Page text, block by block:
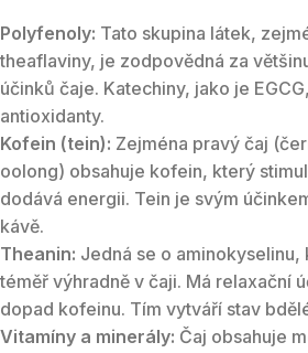
Polyfenoly: Tato skupina látek,
theaflaviny, je zodpovědná za
účinků čaje. Katechiny, jako je
antioxidanty.
Kofein (tein): Zejména pravý čaj
oolong) obsahuje kofein, který
dodává energii. Tein je svým
kávě.
Theanin: Jedná se o
téměř výhradně v čaji. Má relaxační
dopad kofeinu. Tím vytváří stav
Vitamíny a minerály: Čaj obsahuje